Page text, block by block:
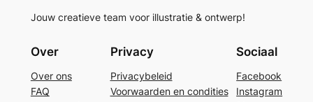
Jouw creatieve team voor illustratie & ontwerp!
Over
Over ons
FAQ
Privacy
Privacybeleid
Voorwaarden en condities
Sociaal
Facebook
Instagram